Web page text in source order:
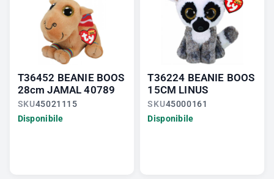
T36452 BEANIE BOOS
28cm JAMAL 40789
SKU45021115
Disponibile
T36224 BEANIE BOOS
15CM LINUS
SKU45000161
Disponibile